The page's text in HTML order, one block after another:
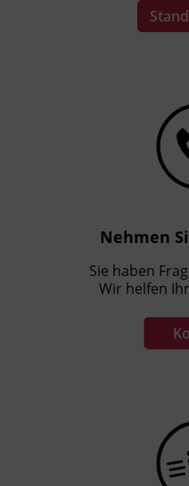
Nehmen
Sie haben
Wir helfen